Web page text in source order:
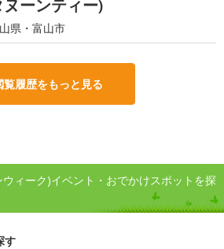
ヌーンティー)
県・富山市
覧履歴をもっと見る
ィーク)イベント・おでかけスポットを探
す